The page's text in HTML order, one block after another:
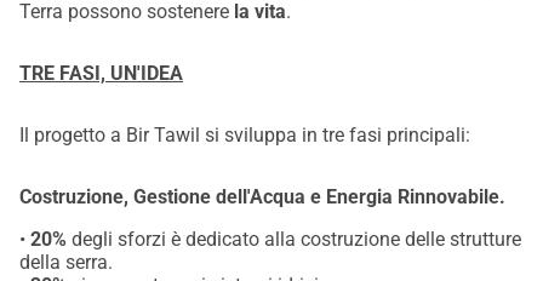
Terra possono sostenere la vita.
TRE FASI, UN'IDEA
Il progetto a Bir Tawil si sviluppa in tre fasi principali:
Costruzione, Gestione dell'Acqua e Energia Rinnovabile.
• 20% degli sforzi è dedicato alla costruzione delle strutture
della serra.